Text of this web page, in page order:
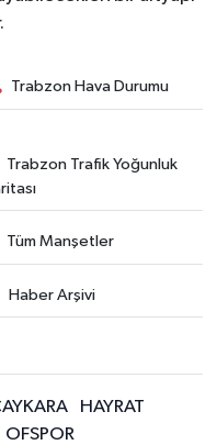
Trabzon Hava Durumu
Trabzon Trafik Yoğunluk
Tüm Manşetler
Haber Arşivi
HAYRAT
OFSPOR